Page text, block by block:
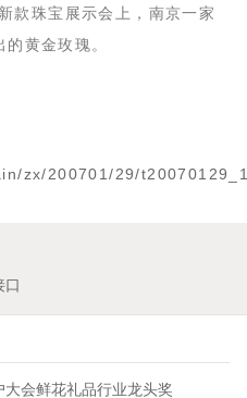
珠宝展示会上，南京一家
黄金玫瑰。
zx/200701/29/
口
会鲜花礼品行业龙头奖